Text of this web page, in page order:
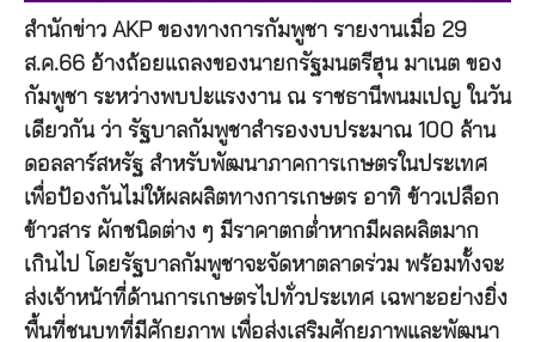
สำนักข่าว AKP ของทางการกัมพูชา รายงานเมื่อ 29
ส.ค.66 อ้างถ้อยแถลงของนายกรัฐมนตรีฮุน มาเนต ของ
กัมพูชา ระหว่างพบปะแรงงาน ณ ราชธานีพนมเปญ ในวัน
เดียวกัน ว่า รัฐบาลกัมพูชาสำรองงบประมาณ 100 ล้าน
ดอลลาร์สหรัฐ สำหรับพัฒนาภาคการเกษตรในประเทศ
เพื่อป้องกันไม่ให้ผลผลิตทางการเกษตร อาทิ ข้าวเปลือก
ข้าวสาร ผักชนิดต่าง ๆ มีราคาตกต่ำหากมีผลผลิตมาก
เกินไป โดยรัฐบาลกัมพูชาจะจัดหาตลาดร่วม พร้อมทั้งจะ
ส่งเจ้าหน้าที่ด้านการเกษตรไปทั่วประเทศ เฉพาะอย่างยิ่ง
พื้นที่ชนบทที่มีศักยภาพ เพื่อส่งเสริมศักยภาพและพัฒนา